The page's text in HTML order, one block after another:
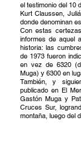
el testimonio del 10
Kurt Claussen,
donde denominan
Con estas
informes de aquel
historia: las
de 1973 fueron
en vez de 6320
Muga) y 6300 en
También, y
publicado en El
Gastón Muga y
Cruces Sur,
montaña, luego del